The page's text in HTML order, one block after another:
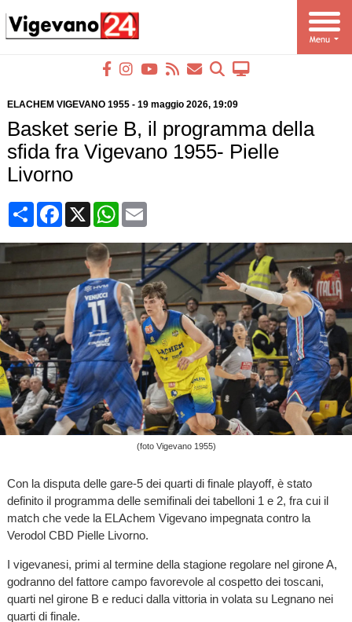
ELACHEM VIGEVANO 1955- 19 maggio 2026, 19:09
Basket serie B, il programma della
sfida fra Vigevano 1955- Pielle
Livorno
CondividiFacebook
X WhatsApp
Email
(foto Vigevano 1955)
Con la disputa delle gare-5 dei quarti di finale playoff, è stato
definito il programma delle semifinali dei tabelloni 1 e 2, fra cui il
match che vede la ELAchem Vigevano impegnata contro la
Verodol CBD Pielle Livorno.
I vigevanesi, primi al termine della stagione regolare nel girone A,
godranno del fattore campo favorevole al cospetto dei toscani,
quarti nel girone B e reduci dalla vittoria in volata su Legnano nei
quarti di finale.